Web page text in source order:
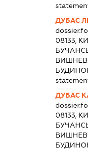
ДУБАС
08133,
ДУБАС
08133,